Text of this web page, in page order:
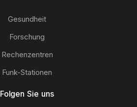
Gesundheit
Forschung
Rechenzentren
Funk-Stationen
Folgen Sie uns